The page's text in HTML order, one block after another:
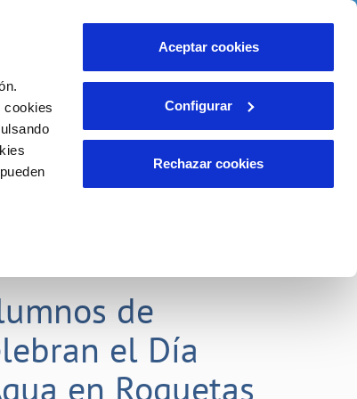
cookies
Aceptar cookies
Configurar
Rechazar cookies
INCIDENCIAS
Comunica anomalías o posibles
EMPLEO
de
el Día
en Roquetas